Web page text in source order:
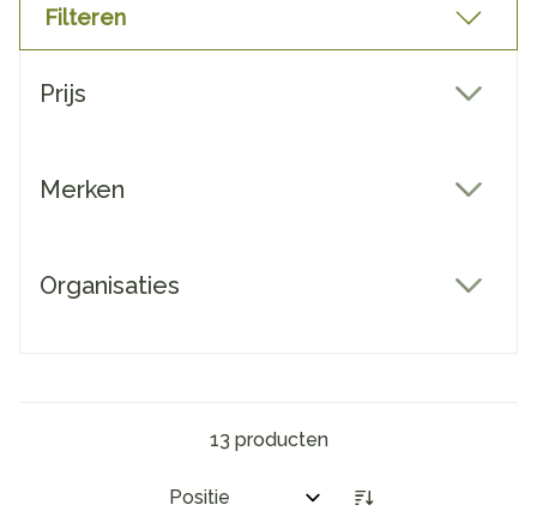
Filteren
Prijs
Merken
Organisaties
13 producten
Sorteer op: